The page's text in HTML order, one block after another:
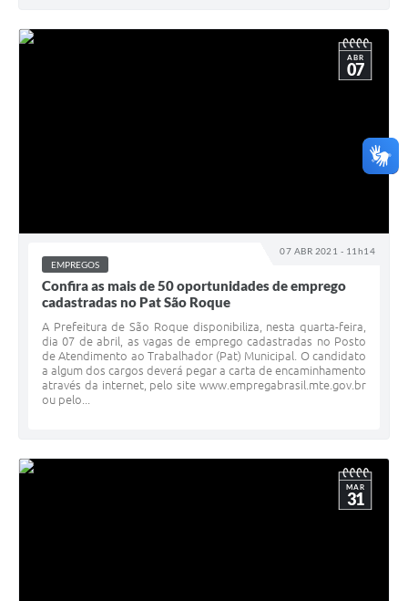
07 ABR 2021 - 11h14
ABR
07
EMPREGOS
Confira as mais de 50 oportunidades de emprego
cadastradas no Pat São Roque
A Prefeitura de São Roque disponibiliza, nesta quarta-feira,
dia 07 de abril, as vagas de emprego cadastradas no Posto
de Atendimento ao Trabalhador (Pat) Municipal. O candidato
a algum dos cargos deverá pegar a carta de encaminhamento
através da internet, pelo site www.empregabrasil.mte.gov.br
ou pelo...
MAR
31